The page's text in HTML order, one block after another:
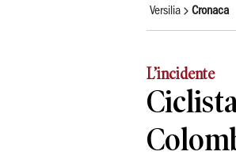
Versilia Cronaca
L’incidente